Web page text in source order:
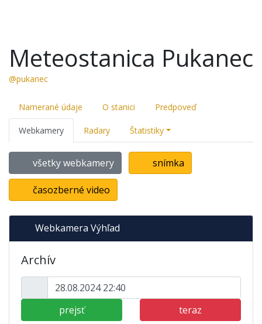
Meteostanica Pukanec
@pukanec
Namerané údaje O stanici Predpoveď
Webkamery Radary Štatistiky
všetky webkamery snímka
časozberné video
Webkamera Výhľad
Archív
prejsť teraz